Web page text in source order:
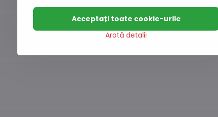
Arată detalii
Acceptați toate cookie-urile